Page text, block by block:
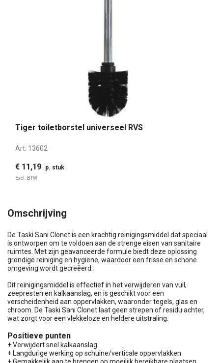
Tiger toiletborstel universeel RVS
Art: 13602
€ 11,19 p. stuk
Excl. BTW
Omschrijving
De Taski Sani Clonet is een krachtig reinigingsmiddel dat speciaal
is ontworpen om te voldoen aan de strenge eisen van sanitaire
ruimtes. Met zijn geavanceerde formule biedt deze oplossing
grondige reiniging en hygiëne, waardoor een frisse en schone
omgeving wordt gecreëerd.
Dit reinigingsmiddel is effectief in het verwijderen van vuil,
zeepresten en kalkaanslag, en is geschikt voor een
verscheidenheid aan oppervlakken, waaronder tegels, glas en
chroom. De Taski Sani Clonet laat geen strepen of residu achter,
wat zorgt voor een vlekkeloze en heldere uitstraling.
Positieve punten
+ Verwijdert snel kalkaanslag
+ Langdurige werking op schuine/verticale oppervlakken
+ Gemakkelijk aan te brengen op moeilijk bereikbare plaatsen